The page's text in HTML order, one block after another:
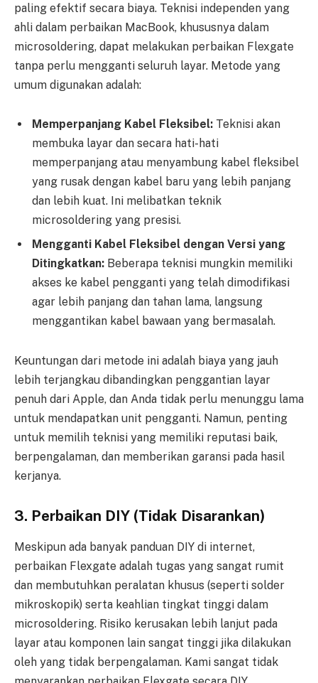
paling efektif secara biaya. Teknisi independen yang
ahli dalam perbaikan MacBook, khususnya dalam
microsoldering, dapat melakukan perbaikan Flexgate
tanpa perlu mengganti seluruh layar. Metode yang
umum digunakan adalah:
Memperpanjang Kabel Fleksibel: Teknisi akan
membuka layar dan secara hati-hati
memperpanjang atau menyambung kabel fleksibel
yang rusak dengan kabel baru yang lebih panjang
dan lebih kuat. Ini melibatkan teknik
microsoldering yang presisi.
Mengganti Kabel Fleksibel dengan Versi yang
Ditingkatkan: Beberapa teknisi mungkin memiliki
akses ke kabel pengganti yang telah dimodifikasi
agar lebih panjang dan tahan lama, langsung
menggantikan kabel bawaan yang bermasalah.
Keuntungan dari metode ini adalah biaya yang jauh
lebih terjangkau dibandingkan penggantian layar
penuh dari Apple, dan Anda tidak perlu menunggu lama
untuk mendapatkan unit pengganti. Namun, penting
untuk memilih teknisi yang memiliki reputasi baik,
berpengalaman, dan memberikan garansi pada hasil
kerjanya.
3. Perbaikan DIY (Tidak Disarankan)
Meskipun ada banyak panduan DIY di internet,
perbaikan Flexgate adalah tugas yang sangat rumit
dan membutuhkan peralatan khusus (seperti solder
mikroskopik) serta keahlian tingkat tinggi dalam
microsoldering. Risiko kerusakan lebih lanjut pada
layar atau komponen lain sangat tinggi jika dilakukan
oleh yang tidak berpengalaman. Kami sangat tidak